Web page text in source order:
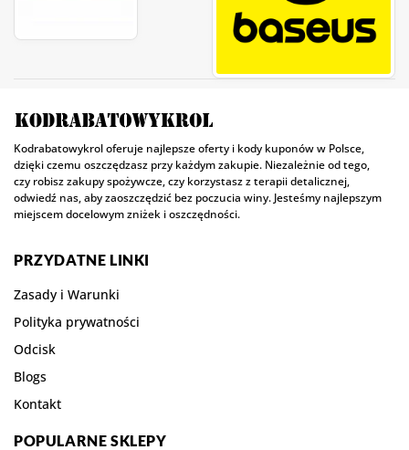
Kodrabatowykrol oferuje najlepsze oferty i kody kuponów w Polsce,
dzięki czemu oszczędzasz przy każdym zakupie. Niezależnie od tego,
czy robisz zakupy spożywcze, czy korzystasz z terapii detalicznej,
odwiedź nas, aby zaoszczędzić bez poczucia winy. Jesteśmy najlepszym
miejscem docelowym zniżek i oszczędności.
PRZYDATNE LINKI
Zasady i Warunki
Polityka prywatności
Odcisk
Blogs
Kontakt
POPULARNE SKLEPY